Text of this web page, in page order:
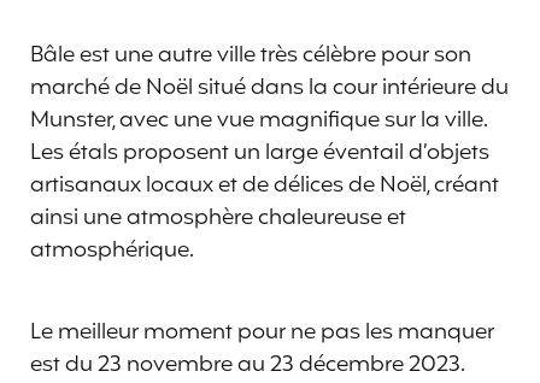
Bâle est une autre ville très célèbre pour son
marché de Noël situé dans la cour intérieure du
Munster, avec une vue magnifique sur la ville.
Les étals proposent un large éventail d’objets
artisanaux locaux et de délices de Noël, créant
ainsi une atmosphère chaleureuse et
atmosphérique.
Le meilleur moment pour ne pas les manquer
est du 23 novembre au 23 décembre 2023.